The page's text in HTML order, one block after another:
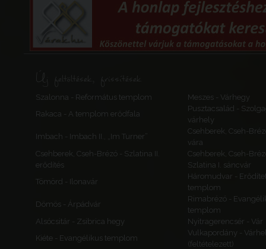
Új feltöltések, frissítések
Szalonna - Református templom
Meszes - Várhegy
Rakaca - A templom erődfala
Pusztacsalád -
várhely
Imbach - Imbach II., „Im Turner”
Csehberek, Cseh-
vára
Csehberek, Cseh-Brézó - Szlatina II.
erődítés
Csehberek, Cseh-
Szlatina I. sáncvár
Tömörd - Ilonavár
Háromudvar -
templom
Dömös - Árpádvár
Rimabrézó -
templom
Alsócsitár - Zsibrica hegy
Nyitragerencsér - Vár
Kiéte - Evangélikus templom
Vulkapordány -
(feltételezett)